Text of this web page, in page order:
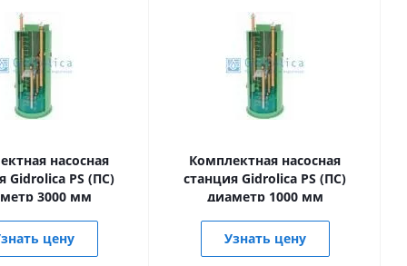
насосная
Gidrolica PS (ПС)
3000 мм
цену
Комплектная насосная
станция Gidrolica PS (ПС)
диаметр 1000 мм
Узнать цену